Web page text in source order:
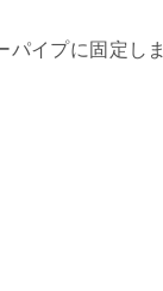
パイプに固定しま